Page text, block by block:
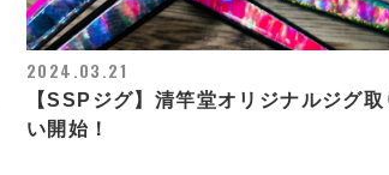
2024.03.21
【SSPジグ】清竿堂オリジナルジグ取
い開始！